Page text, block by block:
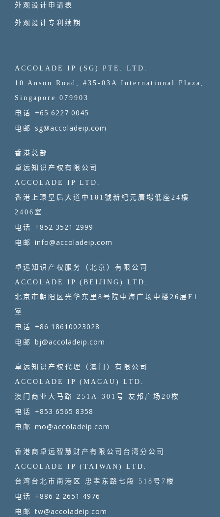
外观设计申请表
外观设计专利续期
ACCOLADE IP (SG) PTE. LTD.
10 Anson Road, #35-03A International Plaza,
Singapore 079903
电话 +65 6227 0045
电邮 sg@accoladeip.com
香港总部
卓远知识产权有限公司
ACCOLADE IP LTD.
香港上環皇后大道中181號新紀元廣場低座24樓
2406室
电话 +852 3521 2999
电邮 info@accoladeip.com
卓远知识产权服务（北京）有限公司
ACCOLADE IP (BEIJING) LTD.
北京市朝阳区光华东里8号院中海广场中楼26层F1
室
电话 +86 18610023028
电邮 bj@accoladeip.com
卓远知识产权代理（澳门）有限公司
ACCOLADE IP (MACAU) LTD.
澳门商业大马路 251A-301号 友邦广场20楼
电话 +853 6565 8358
电邮 mo@accoladeip.com
香港商卓远智慧财产有限公司台湾分公司
ACCOLADE IP (TAIWAN) LTD.
台湾台北市南港区 忠孝东路七段 518号7楼
电话 +886 2 2651 4976
电邮tw@accoladeip.com